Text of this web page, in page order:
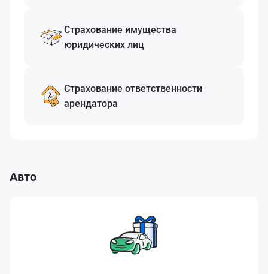
Страхование имущества
юридических лиц
Страхование ответственности
арендатора
Авто